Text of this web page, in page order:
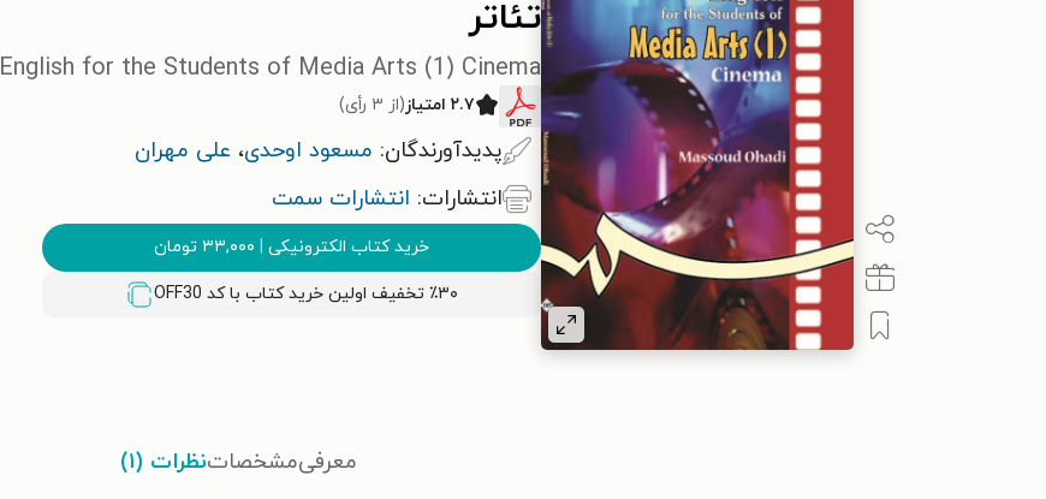
تئاتر
English for the Students of Media Arts (1) Cinema
۲.۷ امتیاز (از ۳ رأی)
پدیدآورندگان: مسعود اوحدی، علی مهران
انتشارات: انتشارات سمت
خرید کتاب الکترونیکی ۳۳,۰۰۰ تومان
٪۳۰ تخفیف اولین خرید کتاب با کد OFF30
معرفیمشخصاتنظرات (۱)